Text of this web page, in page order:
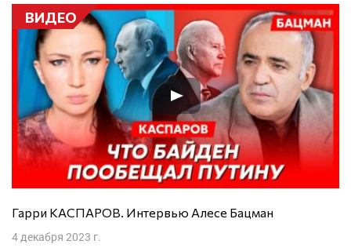
ВИДЕО
Гарри КАСПАРОВ. Интервью Алесе Бацман
4 декабря 2023 г.